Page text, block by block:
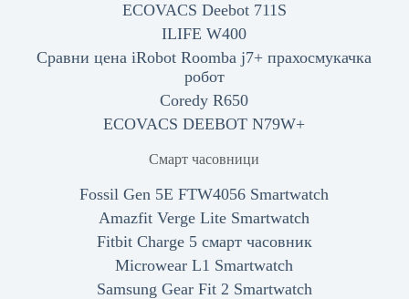
ECOVACS Deebot 711S
ILIFE W400
Сравни цена iRobot Roomba j7+ прахосмукачка
робот
Coredy R650
ECOVACS DEEBOT N79W+
Смарт часовници
Fossil Gen 5E FTW4056 Smartwatch
Amazfit Verge Lite Smartwatch
Fitbit Charge 5 смарт часовник
Microwear L1 Smartwatch
Samsung Gear Fit 2 Smartwatch